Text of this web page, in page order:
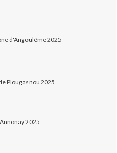
d'Angoulême 2025
Plougasnou 2025
2025